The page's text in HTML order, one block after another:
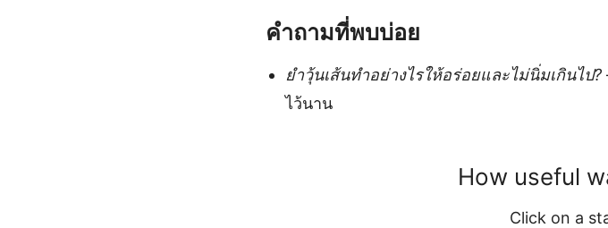
คำถามที่พบบ่อย
ยำวุ้นเส้นทำอย่างไรให้อร่อยและไม่นิ่มเกินไป?
ไว้นาน
How useful
Click on a